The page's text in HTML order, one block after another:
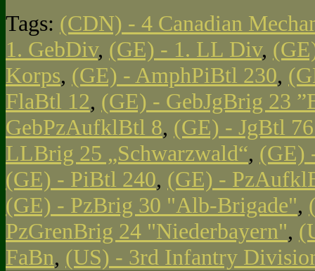
Tags: (CDN) - 4 Canadian
1. GebDiv, (GE) - 1. LL Div,
Korps, (GE) - AmphPiBtl 230,
FlaBtl 12, (GE) - GebJgBrig 23
GebPzAufklBtl 8, (GE) - JgBtl
LLBrig 25 „Schwarzwald“, (GE)
(GE) - PiBtl 240, (GE) -
(GE) - PzBrig 30 "Alb-Brigade",
PzGrenBrig 24 "Niederbayern",
FaBn, (US) - 3rd Infantry